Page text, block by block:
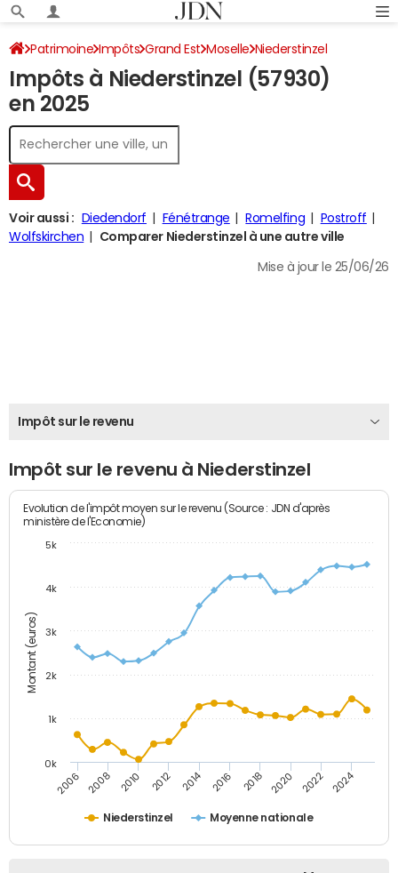
Patrimoine Impôts Grand Est Moselle Niederstinzel
Impôt sur le revenu
Impôts à Niederstinzel (57930)
en 2025
Voir aussi : Diedendorf Fénétrange Romelfing
Postroff
Wolfskirchen
Comparer Niederstinzel à une autre ville
Mise à jour le 25/06/26
Impôt sur le revenu
Impôt sur le revenu à Niederstinzel
Montant (euros)
Evolution de l'impôt moyen sur le revenu (Source : JDN d'après
ministère de l'Economie)
Niederstinzel Moyenne nationale
2006 2008 2010 2012 2014 2016 2018 2020 2022 2024
0k
1k
2k
3k
4k
5k